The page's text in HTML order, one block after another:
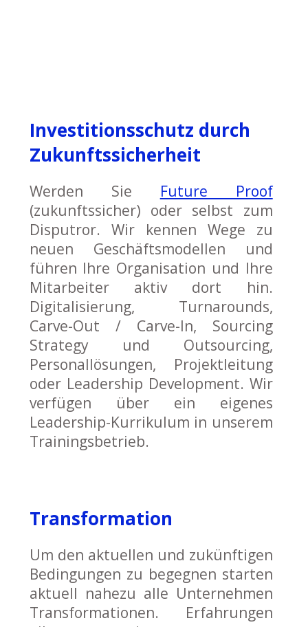
Investitionsschutz durch
Zukunftssicherheit
Werden Sie Future Proof
(zukunftssicher) oder selbst zum
Disputror. Wir kennen Wege zu
neuen Geschäftsmodellen und
führen Ihre Organisation und Ihre
Mitarbeiter aktiv dort hin.
Digitalisierung, Turnarounds,
Carve-Out / Carve-In, Sourcing
Strategy und Outsourcing,
Personallösungen, Projektleitung
oder Leadership Development. Wir
verfügen über ein eigenes
Leadership-Kurrikulum in unserem
Trainingsbetrieb.
Transformation
Um den aktuellen und zukünftigen
Bedingungen zu begegnen starten
aktuell nahezu alle Unternehmen
Transformationen. Erfahrungen